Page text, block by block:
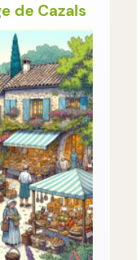
de Cazals